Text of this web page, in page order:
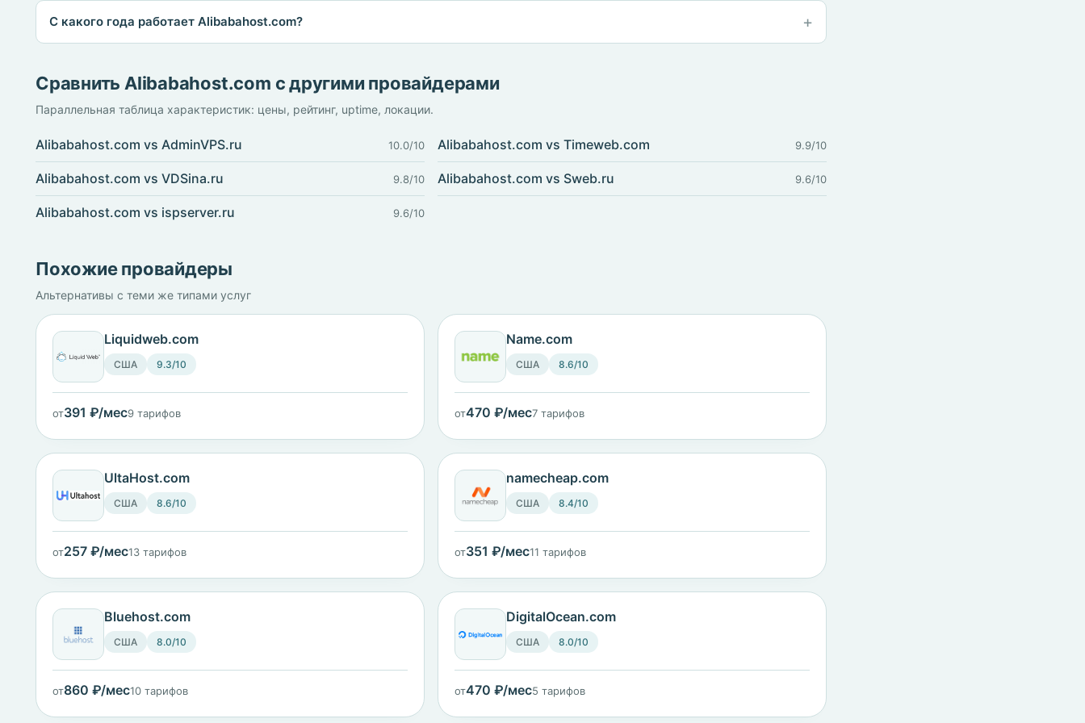
С какого года работает Alibabahost.com?
Сравнить Alibabahost.com с другими провайдерами
Параллельная таблица характеристик: цены, рейтинг, uptime, локации.
Alibabahost.com vs AdminVPS.ru 10.0/10 Alibabahost.com vs Timeweb.com 9.9/10
Alibabahost.com vs VDSina.ru 9.8/10 Alibabahost.com vs Sweb.ru 9.6/10
Alibabahost.com vs ispserver.ru 9.6/10
Похожие провайдеры
Альтернативы с теми же типами услуг
Liquidweb.com
США 9.3/10
от391 ₽/мес9 тарифов
Name.com
США 8.6/10
от470 ₽/мес7 тарифов
UltaHost.com
США 8.6/10
от257 ₽/мес13 тарифов
namecheap.com
США 8.4/10
от351 ₽/мес11 тарифов
Bluehost.com
США 8.0/10
от860 ₽/мес10 тарифов
DigitalOcean.com
США 8.0/10
от470 ₽/мес5 тарифов